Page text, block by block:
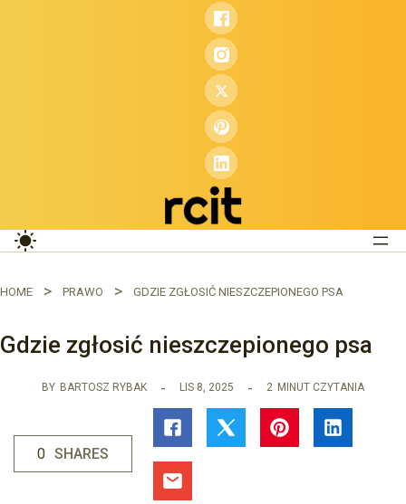
HOME PRAWO GDZIE ZGŁOSIĆ NIESZCZEPIONEGO PSA
Gdzie zgłosić nieszczepionego psa
BY BARTOSZ RYBAK LIS 8, 2025 2 MINUT CZYTANIA
0 SHARES